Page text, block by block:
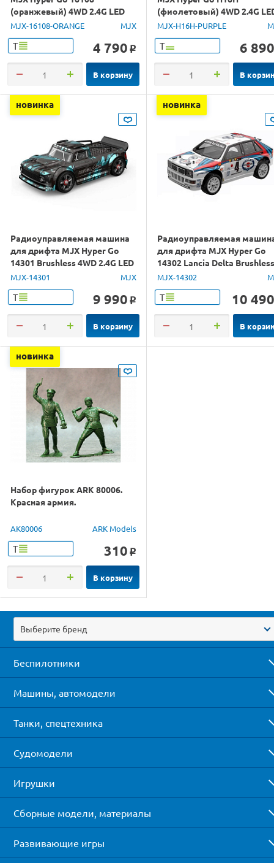
(оранжевый) 4WD 2.4G LED
1/16 RTR
MJX-16108-ORANGE MJX
Т 4 790 o
В корзину
(фиолетовый) 4WD 2.4G
GPS 1/16 RTR
MJX-H16H-PURPLE
Т 6 890
В
новинка
Радиоуправляемая машина
для дрифта MJX Hyper Go
14301 Brushless 4WD 2.4G LED
1/14 RTR
MJX-14301 MJX
Т 9 990 o
В корзину
новинка
Радиоуправляемая
для дрифта MJX Hyper Go
14302 Lancia Delta Brushless
4WD 2.4G LED 1/14 RTR
MJX-14302
Т 10 490
В
новинка
Набор фигурок ARK 80006.
Красная армия.
AK80006 ARK Models
Т 310 o
В корзину
Выберите бренд
Беспилотники
Машины, автомодели
Танки, спецтехника
Судомодели
Игрушки
Сборные модели, материалы
Развивающие игры